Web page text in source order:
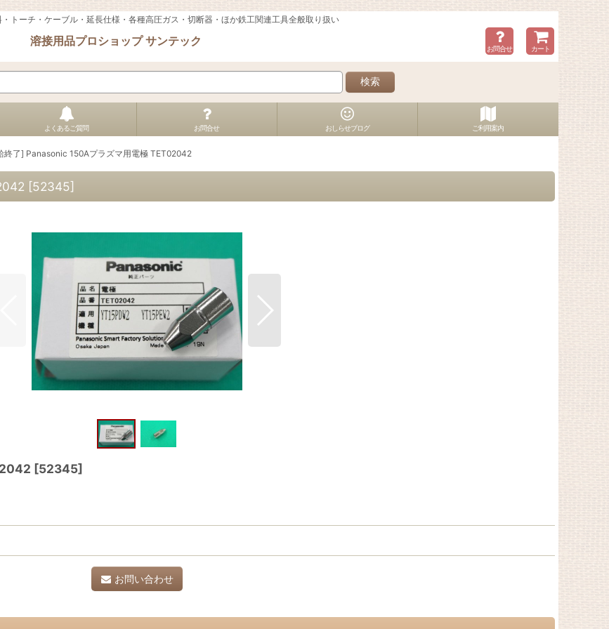
トーチ・ケーブル・延長仕様・各種高圧ガス・切断器・ほか鉄工関連工具全般取り扱い
溶接用品プロショップ サンテック
お問合せ カート
検索
よくあるご質問 お問合せ おしらせブログ ご利用案内
終了] Panasonic 150Aプラズマ用電極 TET02042
[52345]
[52345]
お問い合わせ